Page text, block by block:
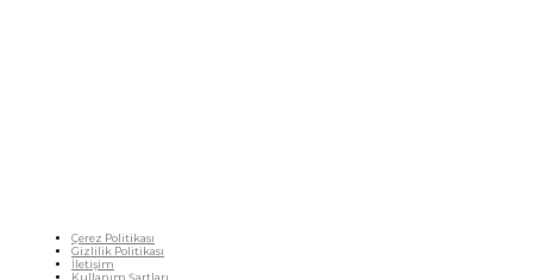
Çerez Politikası
Gizlilik Politikası
İletişim
Kullanım Şartları